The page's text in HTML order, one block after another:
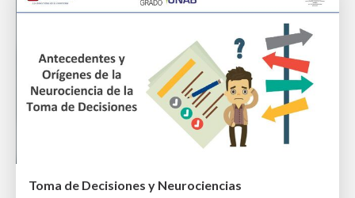
Toma de Decisiones y Neurociencias